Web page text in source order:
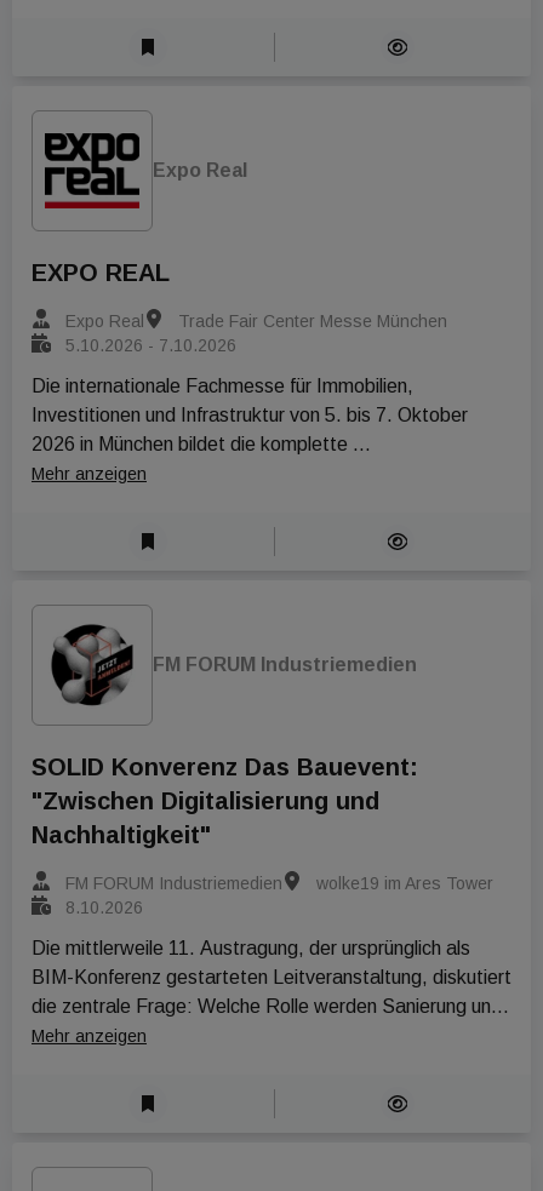
Green Building im WohnbauNeubau, Sanierung,
Leistbarkeit und Betrieb im Zusammenspiel
Expo Real
EXPO REAL
Expo Real
Trade Fair Center Messe München
5.10.2026 - 7.10.2026
Die internationale Fachmesse für Immobilien,
Investitionen und Infrastruktur von 5. bis 7. Oktober
2026 in München bildet die komplette
Wertschöpfungskette der Immobilienwirtschaft.
Mehr anzeigen
FM FORUM Industriemedien
SOLID Konverenz Das Bauevent:
"Zwischen Digitalisierung und
Nachhaltigkeit"
FM FORUM Industriemedien
wolke19 im Ares Tower
8.10.2026
Die mittlerweile 11. Austragung, der ursprünglich als
BIM-Konferenz gestarteten Leitveranstaltung, diskutiert
die zentrale Frage: Welche Rolle werden Sanierung und
Revitalisierung künftig im Verhältnis zum Neubau spielen
beide Ansätze wirtschaftlich, technisch und ökologisch
Mehr anzeigen